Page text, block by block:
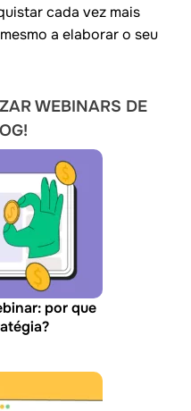
cada vez mais
a elaborar o seu
WEBINARS DE
por que